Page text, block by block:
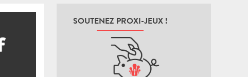
SOUTENEZ PROXI-JEUX !